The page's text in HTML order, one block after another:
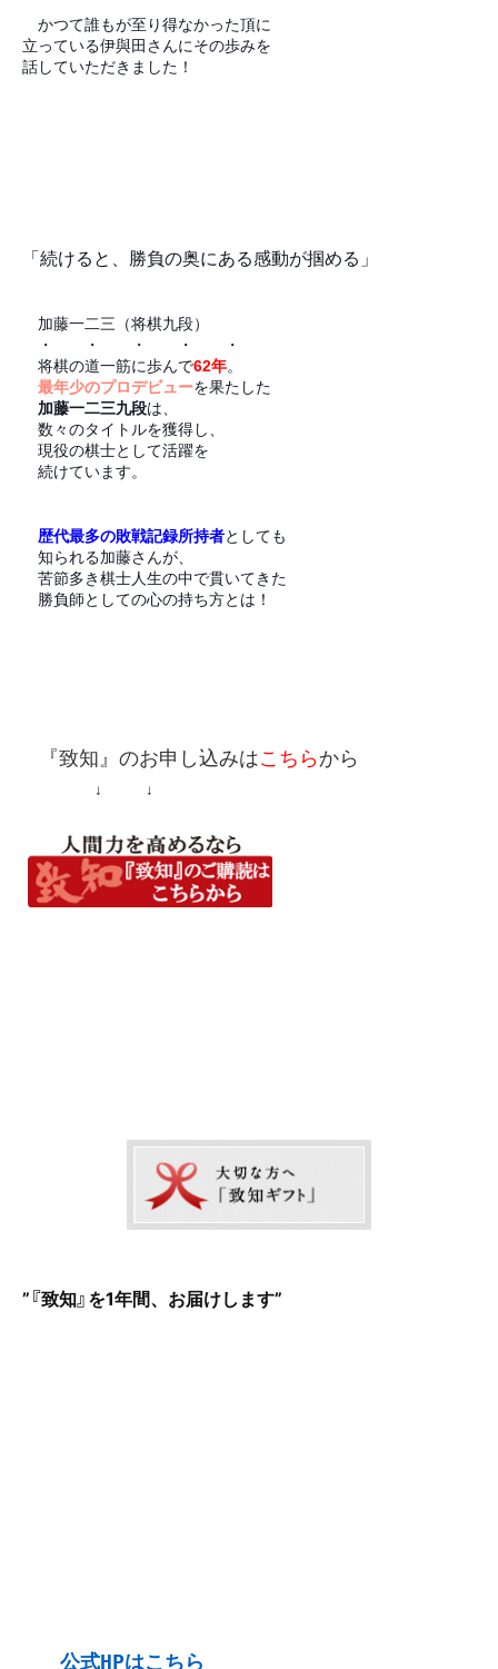
かつて誰もが至り得なかった頂に
立っている伊與田さんにその歩みを
話していただきました！
「続けると、勝負の奥にある感動が掴める」
加藤一二三（将棋九段）
・ ・ ・ ・ ・
将棋の道一筋に歩んで62年。
最年少のプロデビューを果たした
加藤一二三九段は、
数々のタイトルを獲得し、
現役の棋士として活躍を
続けています。
歴代最多の敗戦記録所持者としても
知られる加藤さんが、
苦節多き棋士人生の中で貫いてきた
勝負師としての心の持ち方とは ！
『致知』 のお申し込みはこちらから
↓ ↓
”『致知』を1年間、お届けします”
公式HPはこちら